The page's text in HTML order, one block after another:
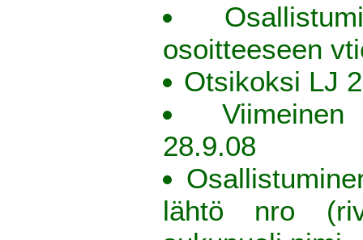
osoitteeseen
Otsikoksi LJ
28.9.08
lähtö nro